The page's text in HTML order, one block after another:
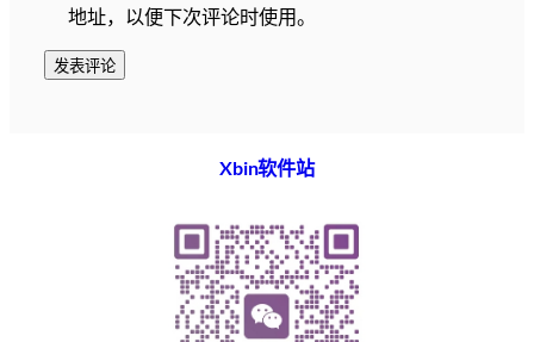
地址，以便下次评论时使用。
Xbin软件站